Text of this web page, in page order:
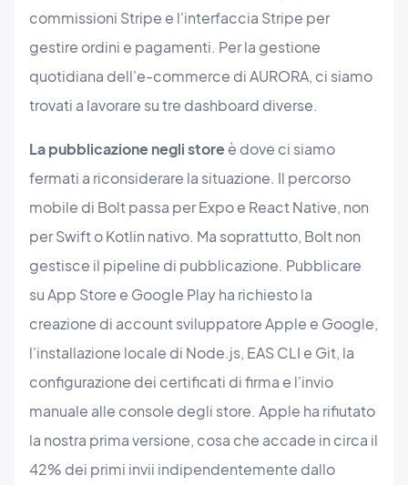
commissioni Stripe e l'interfaccia Stripe per
gestire ordini e pagamenti. Per la gestione
quotidiana dell'e-commerce di AURORA, ci siamo
trovati a lavorare su tre dashboard diverse.
La pubblicazione negli storeè dove ci siamo
fermati a riconsiderare la situazione. Il percorso
mobile di Bolt passa per Expo e React Native, non
per Swift o Kotlin nativo. Ma soprattutto, Bolt non
gestisce il pipeline di pubblicazione. Pubblicare
su App Store e Google Play ha richiesto la
creazione di account sviluppatore Apple e Google,
l'installazione locale di Node.js, EAS CLI e Git, la
configurazione dei certificati di firma e l'invio
manuale alle console degli store. Apple ha rifiutato
la nostra prima versione, cosa che accade in circa il
42% dei primi invii indipendentemente dallo